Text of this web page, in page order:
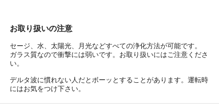
お取り扱いの注意
セージ、水、太陽光、月光などすべての浄化方法が可能です。
ガラス質なので衝撃には弱いです。お取り扱いにはご注意くださ
い。
デルタ波に慣れない人だとボーッとすることがあります。運転時
にはお気をつけ下さい。